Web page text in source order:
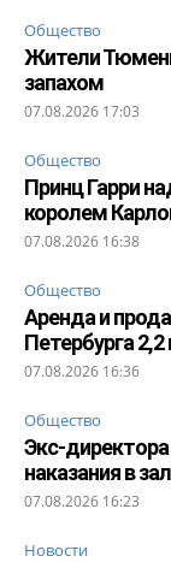
Общество
Жители
запахом
07.08.2026 17:03
Общество
Принц Гарри
королем
07.08.2026 16:38
Общество
Аренда и
Петербурга
07.08.2026 16:36
Общество
Экс-
наказания в
07.08.2026 16:23
Новости